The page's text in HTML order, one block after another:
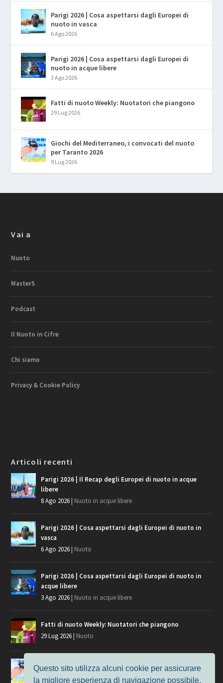
Parigi 2026 | Cosa aspettarsi dagli Europei di
nuoto in vasca
6 Ago 2026
Parigi 2026 | Cosa aspettarsi dagli Europei di
nuoto in acque libere
3 Ago 2026
Fatti di nuoto Weekly: Nuotatori che piangono
29 Lug 2026
Giochi del Mediterraneo, i convocati del nuoto
per Taranto 2026
9 Lug 2026
Vai a
Nuoto
MasterS
Podcast
Il Nuoto in Cifre
Chi siamo
Privacy & Cookie Policy
Articoli recenti
Parigi 2026 | Il Recap degli Europei di nuoto in acque
libere
8 Ago 2026| Nuoto in acque libere
Parigi 2026 | Cosa aspettarsi dagli Europei di nuoto in
vasca
6 Ago 2026| Nuoto
Parigi 2026 | Cosa aspettarsi dagli Europei di nuoto in
acque libere
3 Ago 2026| Nuoto in acque libere
Fatti di nuoto Weekly: Nuotatori che piangono
29 Lug 2026| Nuoto
Giochi del Mediterraneo, i convocati del nuoto per
Questo sito utilizza alcuni cookie per assicurare
la migliore esperienza di navigazione possibile.